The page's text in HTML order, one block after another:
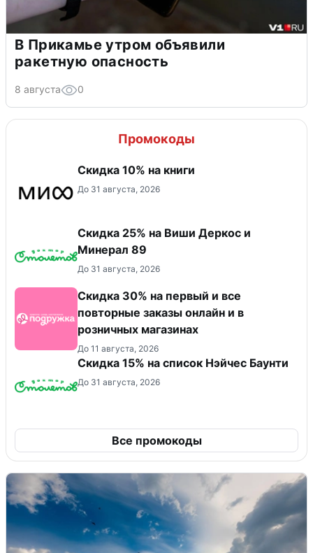
В Прикамье утром объявили
ракетную опасность
8 августа 0
Промокоды
Скидка 10% на книги
До 31 августа, 2026
Скидка 25% на Виши Деркос и
Минерал 89
До 31 августа, 2026
Скидка 30% на первый и все
повторные заказы онлайн и в
розничных магазинах
До 11 августа, 2026
Скидка 15% на список Нэйчес Баунти
До 31 августа, 2026
Все промокоды